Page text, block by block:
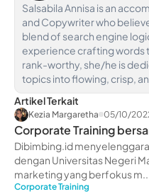
Salsabila Annisa is an
and Copywriter who
blend of search engine
experience crafting words
rank-worthy, she/he is
topics into flowing, crisp,
Artikel Terkait
Kezia Margaretha 05/10/
Corporate Training
dibimbing.id
Dibimbing.id
dengan Universitas Negeri
marketing yang berfokus
Corporate Training